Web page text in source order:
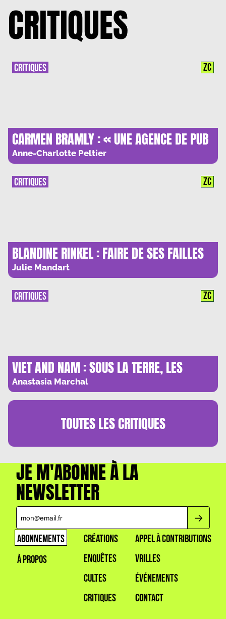
CRITIQUES
CARMEN BRAMLY : « UNE AGENCE DE PUB
CONSTITUE UN FABULEUX POSTE
D’OBSERVATION POUR COMPRENDRE LE
MONDE »
Anne-Charlotte Peltier
CRITIQUES ZC
BLANDINE RINKEL : FAIRE DE SES FAILLES
UN LIEU FAMILIER
Julie Mandart
CRITIQUES ZC
VIET AND NAM : SOUS LA TERRE, LES
ASTRES
Anastasia Marchal
CRITIQUES ZC
TOUTES LESCRITIQUES
JE M'ABONNE À LA
NEWSLETTER
ABONNEMENTS
À PROPOS
CRÉATIONS
ENQUÊTES
CULTES
CRITIQUES
APPEL À CONTRIBUTIONS
VRILLES
ÉVÉNEMENTS
CONTACT